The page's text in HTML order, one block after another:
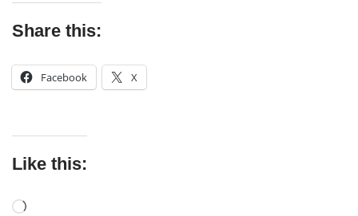
Share this:
Facebook X
Like this: